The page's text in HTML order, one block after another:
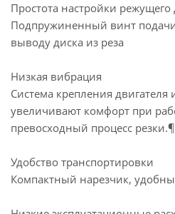
Простота настройки режущего
Подпружиненный винт
выводу диска из реза
Низкая вибрация
Система крепления двигателя
увеличивают комфорт при
превосходный процесс резки.¶
Удобство транспортировки
Компактный нарезчик,